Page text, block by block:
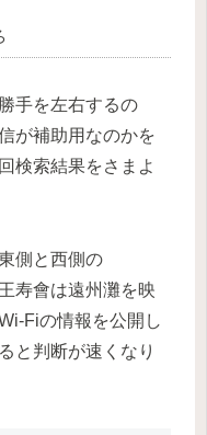
手を左右するの
が補助用なのかを
検索結果をさまよ
側と西側の
寿會は遠州灘を映
Fiの情報を公開し
と判断が速くなり